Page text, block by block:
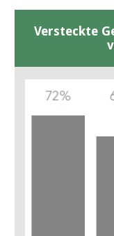
Versteckte